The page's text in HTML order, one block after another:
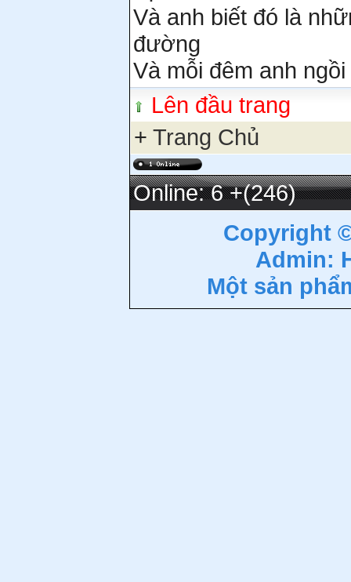
Và anh biết đó là
đường
Và mỗi đêm anh
Lên đầu trang
+ Trang Chủ
Online: 6+(246)
Copyright
Admin:
Một sản